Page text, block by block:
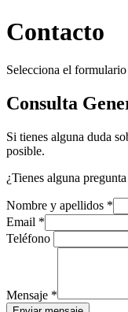
Contacto
Selecciona el
Consulta
Si tienes alguna duda
posible.
¿Tienes alguna
Nombre y apellidos *
Email *
Teléfono
Mensaje *